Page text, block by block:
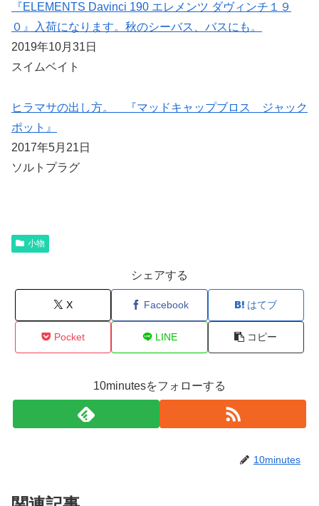
『ELEMENTS Davinci 190 エレメンツ ダヴィンチ１９
０』入荷になります。秋のシーバス、バスにも。
2019年10月31日
スイムベイト
ヒラマサの出し方。 『マッドキャップブロス ジャック
ポット』
2017年5月21日
ソルトプラグ
小物
シェアする
X Facebook はてブ
Pocket LINE コピー
10minutesをフォローする
10minutes